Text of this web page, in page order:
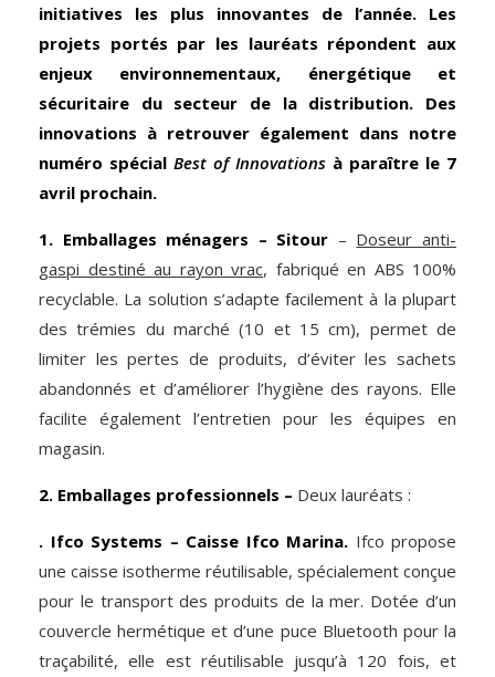
initiatives les plus innovantes de l’année. Les
projets portés par les lauréats répondent aux
enjeux environnementaux, énergétique et
sécuritaire du secteur de la distribution. Des
innovations à retrouver également dans notre
numéro spécial Best of Innovations à paraître le 7
avril prochain.
1. Emballages ménagers – Sitour – Doseur anti-
gaspi destiné au rayon vrac, fabriqué en ABS 100%
recyclable. La solution s’adapte facilement à la plupart
des trémies du marché (10 et 15 cm), permet de
limiter les pertes de produits, d’éviter les sachets
abandonnés et d’améliorer l’hygiène des rayons. Elle
facilite également l’entretien pour les équipes en
magasin.
2. Emballages professionnels – Deux lauréats :
. Ifco Systems – Caisse Ifco Marina. Ifco propose
une caisse isotherme réutilisable, spécialement conçue
pour le transport des produits de la mer. Dotée d’un
couvercle hermétique et d’une puce Bluetooth pour la
traçabilité, elle est réutilisable jusqu’à 120 fois, et